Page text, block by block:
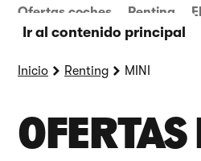
Ir al contenido principal
Ofertas coches Renting
Inicio Renting MINI